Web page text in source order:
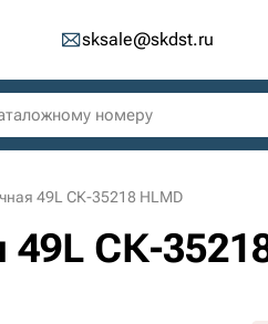
sksale@skdst.ru
49L СК-35218 HLMD
49L СК-